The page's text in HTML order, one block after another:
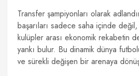
Transfer şampiyonları olarak
başarıları sadece saha içinde değil,
kulüpler arası ekonomik rekabetin
yankı bulur. Bu dinamik dünya
ve sürekli değişen bir arenaya